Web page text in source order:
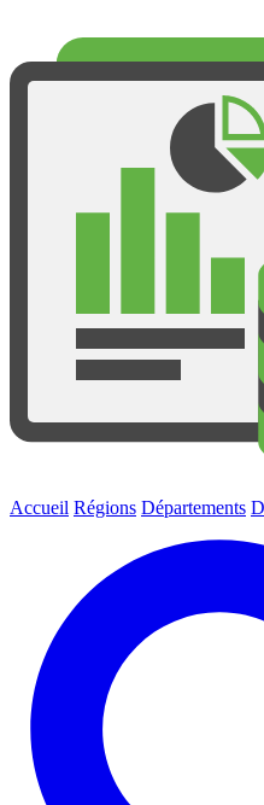
Accueil Régions Départements